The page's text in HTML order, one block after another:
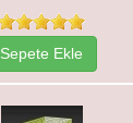
Sepete Ekle